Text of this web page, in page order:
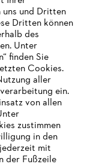
und Dritten
Dritten können
des
Unter
finden Sie
Cookies.
aller
ein.
von allen
zustimmen
in den
mit
der Fußzeile